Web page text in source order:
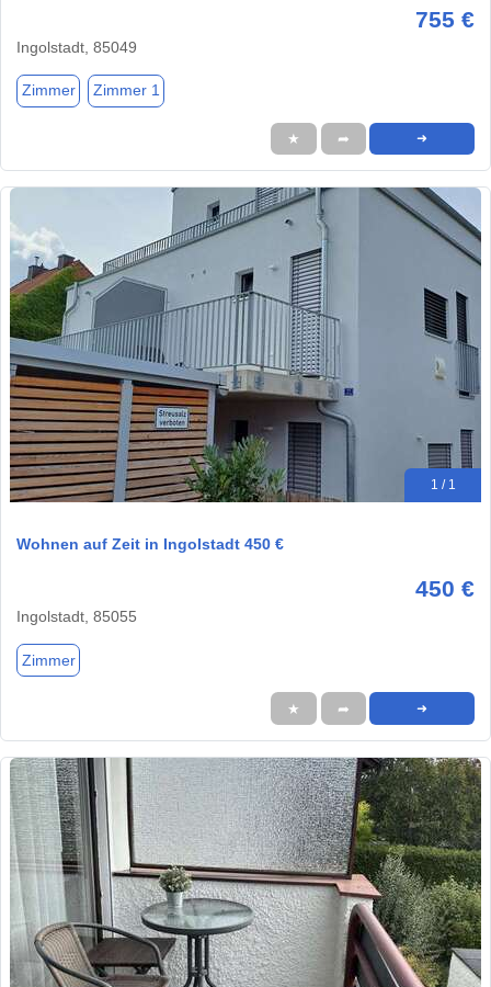
755 €
Ingolstadt, 85049
Zimmer Zimmer 1
★ ➦ ➜
1 / 1
Wohnen auf Zeit in Ingolstadt 450 €
450 €
Ingolstadt, 85055
Zimmer
★ ➦ ➜